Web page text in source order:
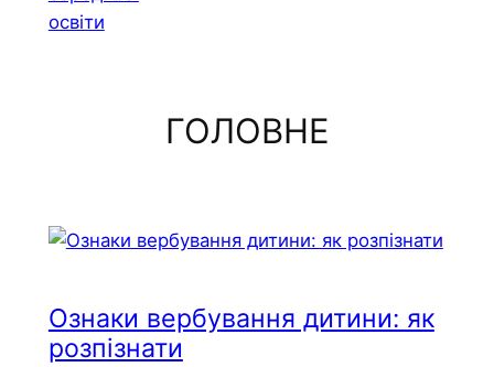
ГОЛОВНЕ
Ознаки вербування дитини: як
розпізнати